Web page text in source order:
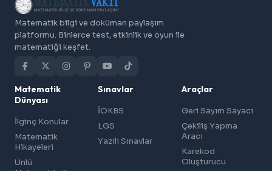
Matematik bilgi ve doküman paylaşım
platformu. Binlerce test, etkinlik ve oyun ile
matematiği keşfet.
Matematik
Dünyası
İlginç Konular
Matematik
Hikayeleri
Ünlü
Sınavlar
İOKBS
LGS
Yazılı Sınavlar
Araçlar
Geri Sayım Sayacı
Çekiliş Yapma
Aracı
Karekod
Oluşturucu